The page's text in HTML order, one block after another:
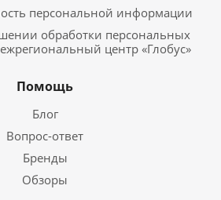
персональной информации
обработки персональных
центр «Глобус»
Помощь
Блог
Вопрос-ответ
Бренды
Обзоры